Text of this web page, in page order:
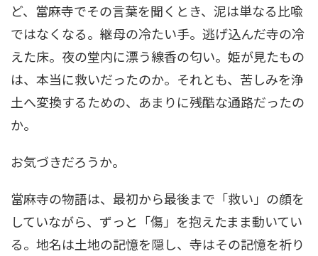
ど、當麻寺でその言葉を聞くとき、泥は単なる比喩
ではなくなる。継母の冷たい手。逃げ込んだ寺の冷
えた床。夜の堂内に漂う線香の匂い。姫が見たもの
は、本当に救いだったのか。それとも、苦しみを浄
土へ変換するための、あまりに残酷な通路だったの
か。
お気づきだろうか。
當麻寺の物語は、最初から最後まで「救い」の顔を
していながら、ずっと「傷」を抱えたまま動いてい
る。地名は土地の記憶を隠し、寺はその記憶を祈り